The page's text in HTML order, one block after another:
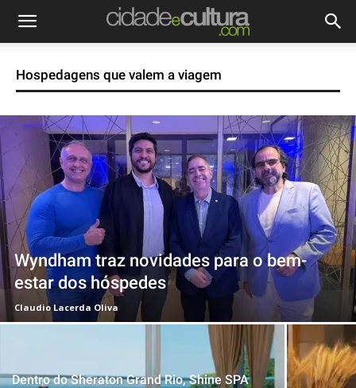
Hospedagens que valem a viagem
Wyndham traz novidades para o bem-
estar dos hóspedes
Claudio Lacerda Oliva
Dentro do Sheraton Grand Rio, Shine SPA